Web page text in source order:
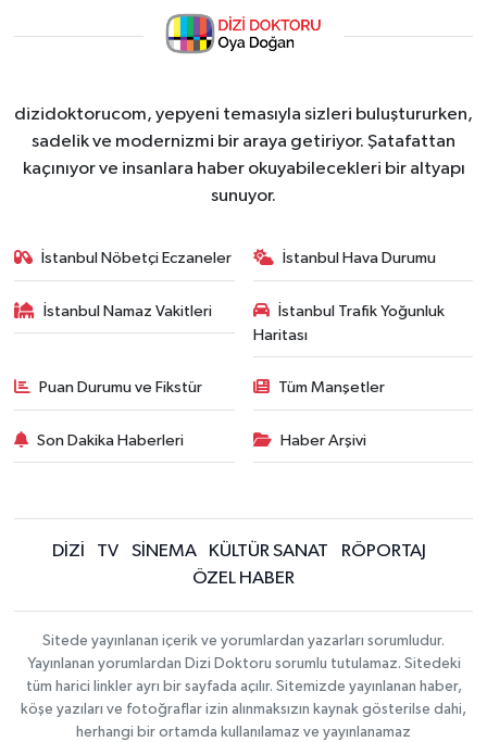
dizidoktorucom, yepyeni temasıyla sizleri buluştururken,
sadelik ve modernizmi bir araya getiriyor. Şatafattan
kaçınıyor ve insanlara haber okuyabilecekleri bir altyapı
sunuyor.
İstanbul Nöbetçi Eczaneler İstanbul Hava Durumu
İstanbul Namaz Vakitleri
İstanbul Trafik Yoğunluk
Haritası
Puan Durumu ve Fikstür Tüm Manşetler
Son Dakika Haberleri Haber Arşivi
DİZİ TV SİNEMA KÜLTÜR SANAT
RÖPORTAJ
ÖZEL HABER
Sitede yayınlanan içerik ve yorumlardan yazarları sorumludur.
Yayınlanan yorumlardan Dizi Doktoru sorumlu tutulamaz. Sitedeki
tüm harici linkler ayrı bir sayfada açılır. Sitemizde yayınlanan haber,
köşe yazıları ve fotoğraflar izin alınmaksızın kaynak gösterilse dahi,
herhangi bir ortamda kullanılamaz ve yayınlanamaz